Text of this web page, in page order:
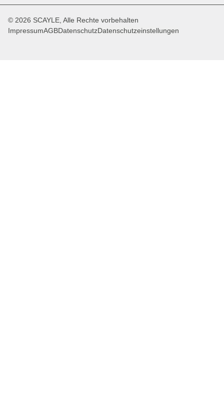
© 2026 SCAYLE, Alle Rechte vorbehalten
ImpressumAGBDatenschutzDatenschutzeinstellungen